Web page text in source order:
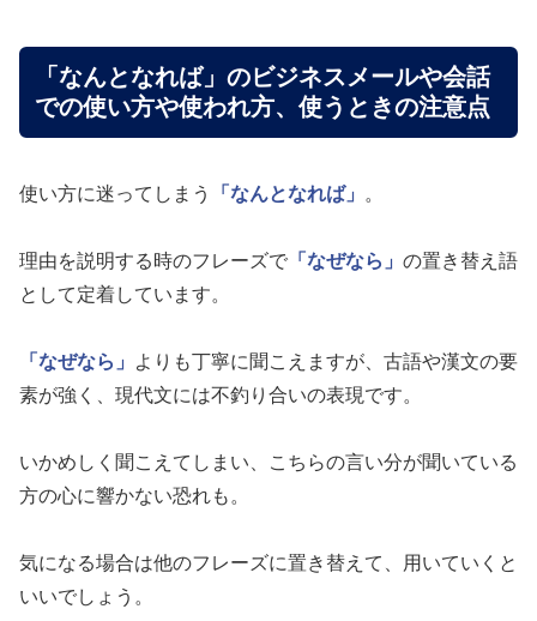
「なんとなれば」のビジネスメールや会話
での使い方や使われ方、使うときの注意点
使い方に迷ってしまう 「なんとなれば」 。
理由を説明する時のフレーズで 「なぜなら」 の置き替え語
として定着しています。
「なぜなら」
よりも丁寧に聞こえますが、古語や漢文の要
素が強く、現代文には不釣り合いの表現です。
いかめしく聞こえてしまい、こちらの言い分が聞いている
方の心に響かない恐れも。
気になる場合は他のフレーズに置き替えて、用いていくと
いいでしょう。